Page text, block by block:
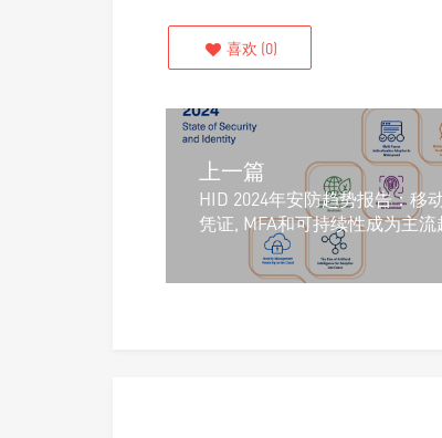
喜欢 (0)
上一篇
HID 2024年安防趋势报告：移
凭证, MFA和可持续性成为主流